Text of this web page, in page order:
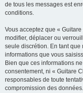
de tous les messages est
conditions.
Vous acceptez que «
modifier, déplacer ou
seule discrétion. En tant
informations que vous
Bien que ces informations
consentement, ni « Guitare
responsables de toute
compromission des données.